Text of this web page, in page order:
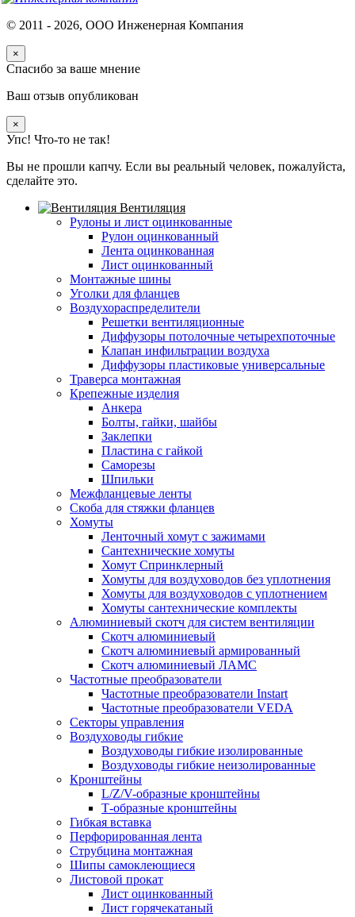
© 2011 - 2026, ООО Инженерная Компания
×
Спасибо за ваше мнение
Ваш отзыв опубликован
×
Упс! Что-то не так!
Вы не прошли капчу. Если вы реальный человек, пожалуйста,
сделайте это.
Вентиляция
Рулоны и лист оцинкованные
Рулон оцинкованный
Лента оцинкованная
Лист оцинкованный
Монтажные шины
Уголки для фланцев
Воздухораспределители
Решетки вентиляционные
Диффузоры потолочные четырехпоточные
Клапан инфильтрации воздуха
Диффузоры пластиковые универсальные
Траверса монтажная
Крепежные изделия
Анкера
Болты, гайки, шайбы
Заклепки
Пластина с гайкой
Саморезы
Шпильки
Межфланцевые ленты
Скоба для стяжки фланцев
Хомуты
Ленточный хомут с зажимами
Сантехнические хомуты
Хомут Спринклерный
Хомуты для воздуховодов без уплотнения
Хомуты для воздуховодов с уплотнением
Хомуты сантехнические комплекты
Алюминиевый скотч для систем вентиляции
Скотч алюминиевый
Скотч алюминиевый армированный
Скотч алюминиевый ЛАМС
Частотные преобразователи
Частотные преобразователи Instart
Частотные преобразователи VEDA
Секторы управления
Воздуховоды гибкие
Воздуховоды гибкие изолированные
Воздуховоды гибкие неизолированные
Кронштейны
L/Z/V-образные кронштейны
Т-образные кронштейны
Гибкая вставка
Перфорированная лента
Струбцина монтажная
Шипы самоклеющиеся
Листовой прокат
Лист оцинкованный
Лист горячекатаный